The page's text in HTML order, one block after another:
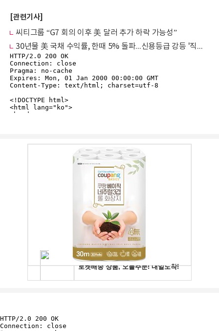
[관련기사]
씨티그룹 “G7 회의 이후 美 달러 추가 하락 가능성”
30년물 美 국채 수익률, 한때 5% 돌파...신용등급 강등 '직격탄'